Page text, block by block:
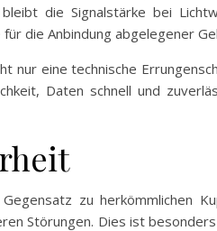
die Signalstärke bei
die Anbindung abgelegener
nur eine technische
Daten schnell und
zu herkömmlichen
Störungen. Dies ist